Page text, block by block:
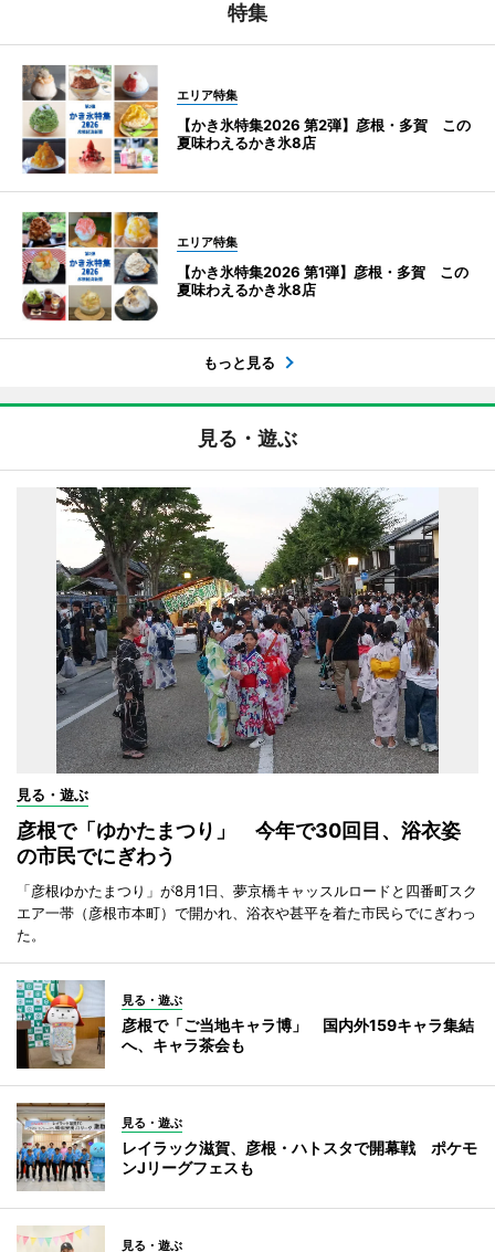
特集
エリア特集
【かき氷特集2026 第2弾】彦根・多賀 この
夏味わえるかき氷8店
エリア特集
【かき氷特集2026 第1弾】彦根・多賀 この
夏味わえるかき氷8店
もっと見る
見る・遊ぶ
見る・遊ぶ
彦根で「ゆかたまつり」 今年で30回目、浴衣姿
の市民でにぎわう
「彦根ゆかたまつり」が8月1日、夢京橋キャッスルロードと四番町スク
エア一帯（彦根市本町）で開かれ、浴衣や甚平を着た市民らでにぎわっ
た。
見る・遊ぶ
彦根で「ご当地キャラ博」 国内外159キャラ集結
へ、キャラ茶会も
見る・遊ぶ
レイラック滋賀、彦根・ハトスタで開幕戦 ポケモ
ンJリーグフェスも
見る・遊ぶ